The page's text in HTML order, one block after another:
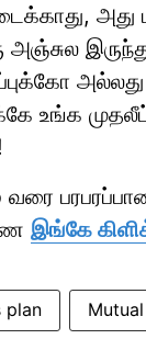
அது
அஞ்சுல
உங்க
இங்கே
plan